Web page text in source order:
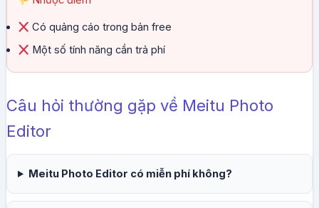
Có quảng cáo trong bản free
Một số tính năng cần trả phí
Câu hỏi thường gặp về Meitu Photo
Editor
Meitu Photo Editor có miễn phí không?